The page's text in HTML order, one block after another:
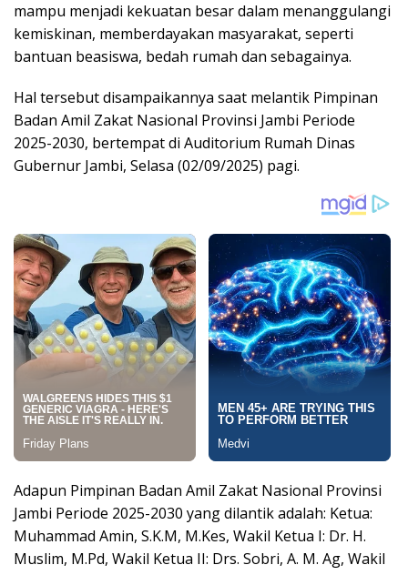
mampu menjadi kekuatan besar dalam menanggulangi
kemiskinan, memberdayakan masyarakat, seperti
bantuan beasiswa, bedah rumah dan sebagainya.
Hal tersebut disampaikannya saat melantik Pimpinan
Badan Amil Zakat Nasional Provinsi Jambi Periode
2025-2030, bertempat di Auditorium Rumah Dinas
Gubernur Jambi, Selasa (02/09/2025) pagi.
Adapun Pimpinan Badan Amil Zakat Nasional Provinsi
Jambi Periode 2025-2030 yang dilantik adalah: Ketua:
Muhammad Amin, S.K.M, M.Kes, Wakil Ketua I: Dr. H.
Muslim, M.Pd, Wakil Ketua II: Drs. Sobri, A. M. Ag, Wakil